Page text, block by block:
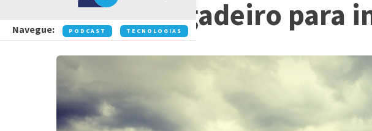
Navegue: PODCAST TECNOLOGIAS INOVAÇÃO
céu de brigadeiro para